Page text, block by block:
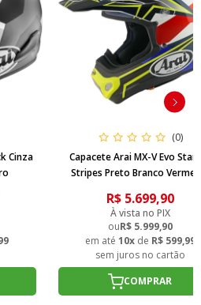
durante sessões prolongadas de
um capacete; é um compromisso
e o estilo, ideal para pilotos
aventuras off-road.
Cinza
(0)
Capacete Arai MX-V Evo
Stripes Preto Branco
R$ 5.699,90
À vista no PIX
ouR$ 5.999,90
em até 10xde R$ 599,99
sem juros no cartão
COMPRAR